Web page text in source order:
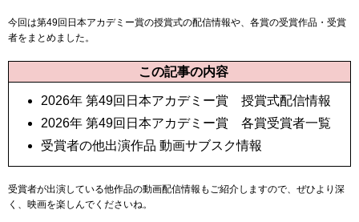
今回は第49回日本アカデミー賞の授賞式の配信情報や、各賞の受賞作品・受賞
者をまとめました。
この記事の内容
2026年 第49回日本アカデミー賞 授賞式配信情報
2026年 第49回日本アカデミー賞 各賞受賞者一覧
受賞者の他出演作品 動画サブスク情報
受賞者が出演している他作品の動画配信情報もご紹介しますので、ぜひより深
く、映画を楽しんでくださいね。